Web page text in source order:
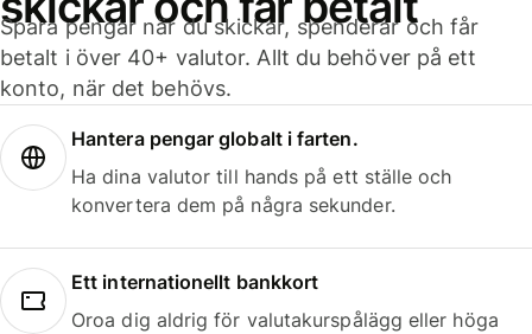
Spara pengar när du skickar, spenderar och får
betalt i över 40+ valutor. Allt du behöver på ett
konto, när det behövs.
Hantera pengar globalt i farten.
Ha dina valutor till hands på ett ställe och
konvertera dem på några sekunder.
Ett internationellt bankkort
Oroa dig aldrig för valutakurspålägg eller höga